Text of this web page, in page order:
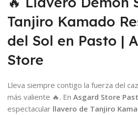
Tanjiro Kamado
del Sol en Pasto |
Store
Lleva siempre contigo la fuerza del
más valiente 🔥. En Asgard Store
espectacular llavero de Tanjiro